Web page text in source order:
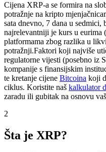
Cijena XRP-a se formira na
potražnje na kripto
sata dnevno, 7 dana u sedmici,
najrelevantniji je kurs u
platformama zbog razlika u
potražnji.Faktori koji najviše
regulatorne vijesti (posebno iz
kompanije s finansijskim
te kretanje cijene Bitcoina koji
ciklus. Koristite naš kalkulator
zaradu ili gubitak na osnovu
2
Šta je XRP?